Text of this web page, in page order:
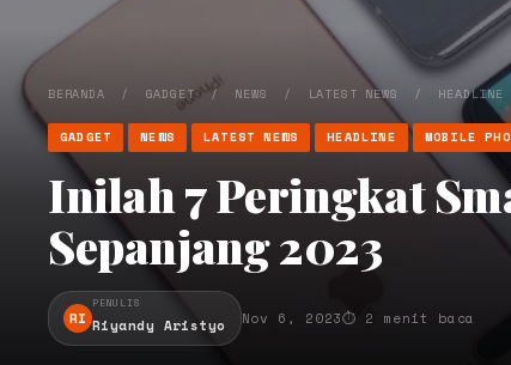
BERANDA / GADGET/ NEWS / LATEST NEWS / HEADLINE
GADGET NEWS LATEST NEWS HEADLINE MOBILE
Inilah 7 Peringkat
Sepanjang 2023
RI
PENULIS
Riyandy Aristyo Nov 6, 2023⏱ 2 menit baca